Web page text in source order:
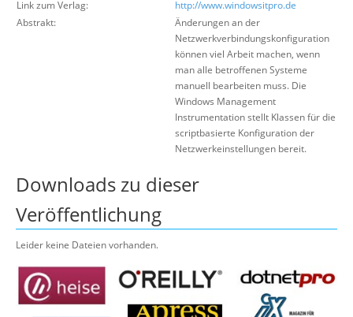
Link zum Verlag:
http://www.windowsitpro.de
Abstrakt:
Änderungen an der
Netzwerkverbindungskonfiguration
können viel Arbeit machen, wenn
man alle betroffenen Systeme
manuell bearbeiten muss. Die
Windows Management
Instrumentation stellt Klassen für die
scriptbasierte Konfiguration der
Netzwerkeinstellungen bereit.
Downloads zu dieser
Veröffentlichung
Leider keine Dateien vorhanden.